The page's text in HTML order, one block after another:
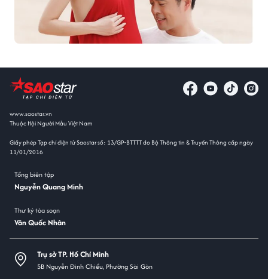
www.saostar.vn
Thuộc Hội Người Mẫu Việt Nam
Giấy phép Tạp chí điện tử Saostar số: 13/GP-BTTTT do Bộ Thông tin & Truyền Thông cấp ngày
11/01/2016
Tổng biên tập
Nguyễn Quang Minh
Thư ký tòa soạn
Văn Quốc Nhân
Trụ sở TP. Hồ Chí Minh
5B Nguyễn Đình Chiểu, Phường Sài Gòn